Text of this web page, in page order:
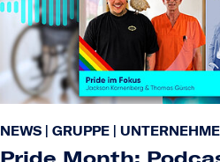
NEWS GRUPPE